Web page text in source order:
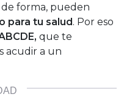
forma, pueden
para tu salud. Por eso
que te
acudir a un